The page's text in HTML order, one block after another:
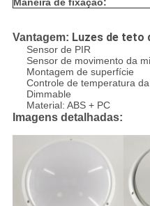
Maneira de fixação:
Vantagem: Luzes de teto
Sensor de PIR
Sensor de movimento da
Montagem de superfície
Controle de temperatura
Dimmable
Material: ABS + PC
Imagens detalhadas: